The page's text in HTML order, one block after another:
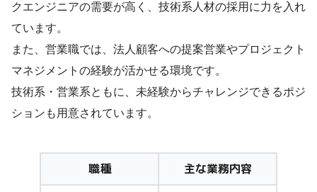
クエンジニアの需要が高く、技術系人材の採用に力を入れ
ています。
また、営業職では、法人顧客への提案営業やプロジェクト
マネジメントの経験が活かせる環境です。
技術系・営業系ともに、未経験からチャレンジできるポジ
ションも用意されています。
職種 主な業務内容